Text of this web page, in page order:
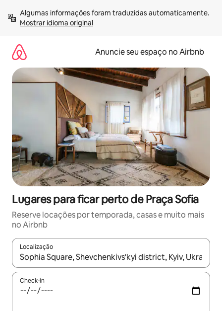
para
Mostrar idioma original
Anuncie seu espaço no Airbnb
Lugares para ficar perto de Praça Sofia
Reserve locações por temporada, casas e muito mais
no Airbnb
Localização
Quando os resultados estiverem disponíveis, explore-os
Check-in